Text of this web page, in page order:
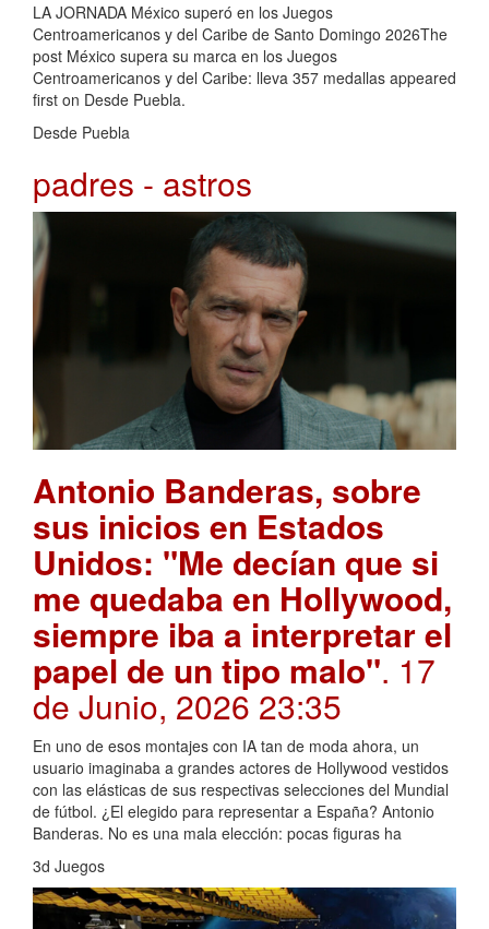
LA JORNADA México superó en los Juegos
Centroamericanos y del Caribe de Santo Domingo 2026The
post México supera su marca en los Juegos
Centroamericanos y del Caribe: lleva 357 medallas appeared
first on Desde Puebla.
Desde Puebla
padres - astros
Antonio Banderas, sobre
sus inicios en Estados
Unidos: "Me decían que si
me quedaba en Hollywood,
siempre iba a interpretar el
papel de un tipo malo". 17
de Junio, 2026 23:35
En uno de esos montajes con IA tan de moda ahora, un
usuario imaginaba a grandes actores de Hollywood vestidos
con las elásticas de sus respectivas selecciones del Mundial
de fútbol. ¿El elegido para representar a España? Antonio
Banderas. No es una mala elección: pocas figuras ha
3d Juegos